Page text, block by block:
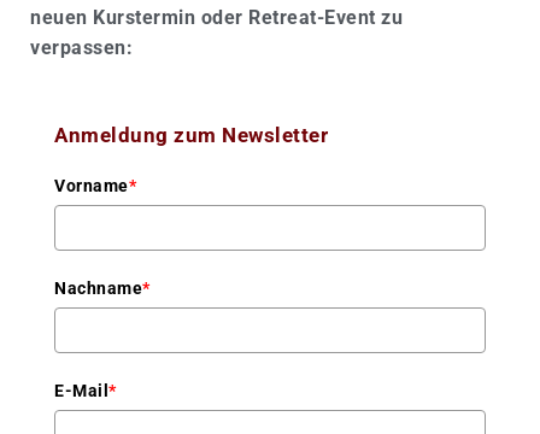
neuen Kurstermin oder Retreat-Event zu
verpassen:
Anmeldung zum Newsletter
Vorname*
Nachname*
E-Mail *